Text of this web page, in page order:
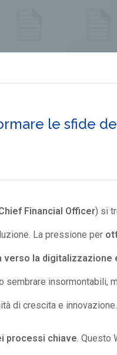
le sfide
Financial Officer) si
La pressione per
verso la digitalizzazione
insormontabili,
di crescita e innovazione.
processi chiave .